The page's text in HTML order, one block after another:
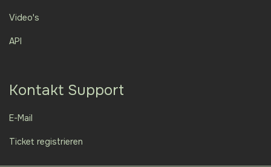
Video's
API
Kontakt Support
E-Mail
Ticket registrieren